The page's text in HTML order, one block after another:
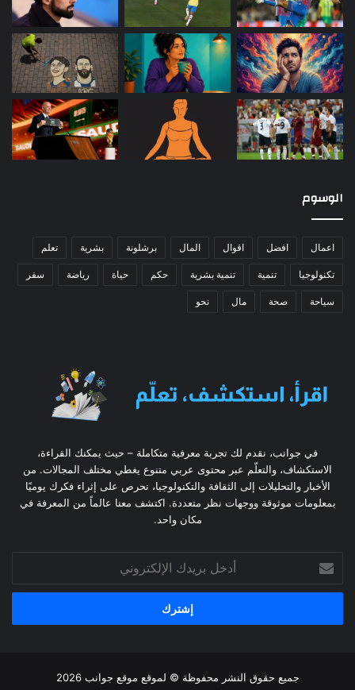
الوسوم
اعمال افضل اقوال المال برشلونة بشرية تعلم
تكنولوجيا تنمية تنمية بشرية حكم حياة رياضة سفر
سياحة صحة مال نحو
في جوانب، نقدم لك تجربة معرفية متكاملة – حيث يمكنك القراءة،
الاستكشاف، والتعلّم عبر محتوى عربي متنوع يغطي مختلف المجالات. من
الأخبار والتحليلات إلى الثقافة والتكنولوجيا، نحرص على إثراء فكرك يوميًا
بمعلومات موثوقة ووجهات نظر متعددة. اكتشف معنا عالماً من المعرفة في
مكان واحد.
بريدك
الإلكتروني
جميع حقوق النشر محفوظة © لموقع موقع جوانب 2026